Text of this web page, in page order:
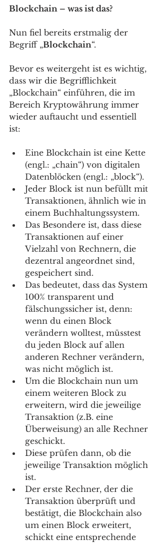
Blockchain – was ist das?
Nun fiel bereits erstmalig der
Begriff „Blockchain“.
Bevor es weitergeht ist es wichtig,
dass wir die Begrifflichkeit
„Blockchain“ einführen, die im
Bereich Kryptowährung immer
wieder auftaucht und essentiell
ist:
Eine Blockchain ist eine Kette
(engl.: „chain“) von digitalen
Datenblöcken (engl.: „block“).
Jeder Block ist nun befüllt mit
Transaktionen, ähnlich wie in
einem Buchhaltungssystem.
Das Besondere ist, dass diese
Transaktionen auf einer
Vielzahl von Rechnern, die
dezentral angeordnet sind,
gespeichert sind.
Das bedeutet, dass das System
100% transparent und
fälschungssicher ist, denn:
wenn du einen Block
verändern wolltest, müsstest
du jeden Block auf allen
anderen Rechner verändern,
was nicht möglich ist.
Um die Blockchain nun um
einem weiteren Block zu
erweitern, wird die jeweilige
Transaktion (z.B. eine
Überweisung) an alle Rechner
geschickt.
Diese prüfen dann, ob die
jeweilige Transaktion möglich
ist.
Der erste Rechner, der die
Transaktion überprüft und
bestätigt, die Blockchain also
um einen Block erweitert,
schickt eine entsprechende